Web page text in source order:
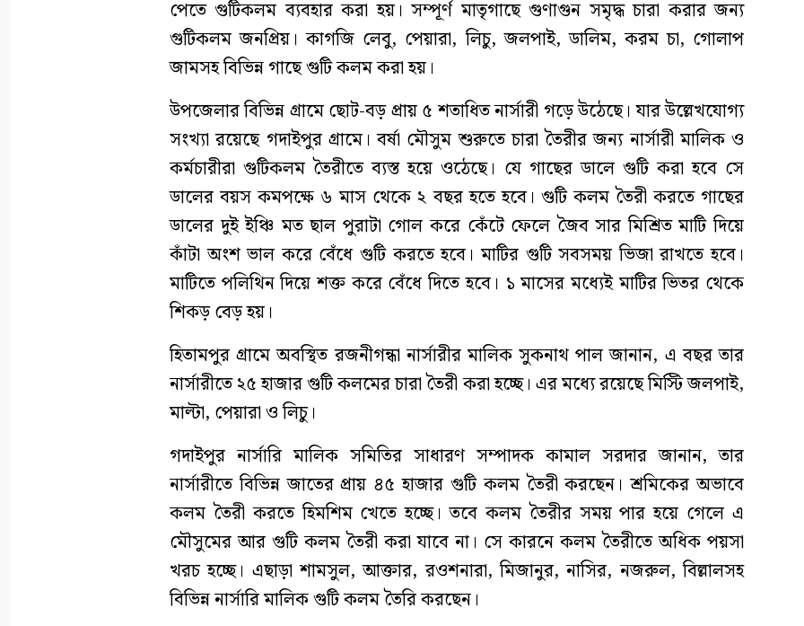
পেতে গুটিকলম ব্যবহার করা হয়। সম্পূর্ণ মাতৃগাছে গুণাগুন সমৃদ্ধ চারা করার জন্য
গুটিকলম জনপ্রিয়। কাগজি লেবু, পেয়ারা, লিচু, জলপাই, ডালিম, করম চা, গোলাপ
জামসহ বিভিন্ন গাছে গুটি কলম করা হয়।
উপজেলার বিভিন্ন গ্রামে ছোট-বড় প্রায় ৫ শতাধিত নার্সারী গড়ে উঠেছে। যার উল্লেখযোগ্য
সংখ্যা রয়েছে গদাইপুর গ্রামে। বর্ষা মৌসুম শুরুতে চারা তৈরীর জন্য নার্সারী মালিক ও
কর্মচারীরা গুটিকলম তৈরীতে ব্যস্ত হয়ে ওঠেছে। যে গাছের ডালে গুটি করা হবে সে
ডালের বয়স কমপক্ষে ৬ মাস থেকে ২ বছর হতে হবে। গুটি কলম তৈরী করতে গাছের
ডালের দুই ইঞ্চি মত ছাল পুরাটা গোল করে কেঁটে ফেলে জৈব সার মিশ্রিত মাটি দিয়ে
কাঁটা অংশ ভাল করে বেঁধে গুটি করতে হবে। মাটির গুটি সবসময় ভিজা রাখতে হবে।
মাটিতে পলিথিন দিয়ে শক্ত করে বেঁধে দিতে হবে। ১ মাসের মধ্যেই মাটির ভিতর থেকে
শিকড় বেড় হয়।
হিতামপুর গ্রামে অবস্থিত রজনীগন্ধা নার্সারীর মালিক সুকনাথ পাল জানান, এ বছর তার
নার্সারীতে ২৫ হাজার গুটি কলমের চারা তৈরী করা হচ্ছে। এর মধ্যে রয়েছে মিস্টি জলপাই,
মাল্টা, পেয়ারা ও লিচু।
গদাইপুর নার্সারি মালিক সমিতির সাধারণ সম্পাদক কামাল সরদার জানান, তার
নার্সারীতে বিভিন্ন জাতের প্রায় ৪৫ হাজার গুটি কলম তৈরী করছেন। শ্রমিকের অভাবে
কলম তৈরী করতে হিমশিম খেতে হচ্ছে। তবে কলম তৈরীর সময় পার হয়ে গেলে এ
মৌসুমের আর গুটি কলম তৈরী করা যাবে না। সে কারনে কলম তৈরীতে অধিক পয়সা
খরচ হচ্ছে। এছাড়া শামসুল, আক্তার, রওশনারা, মিজানুর, নাসির, নজরুল, বিল্লালসহ
বিভিন্ন নার্সারি মালিক গুটি কলম তৈরি করছেন।